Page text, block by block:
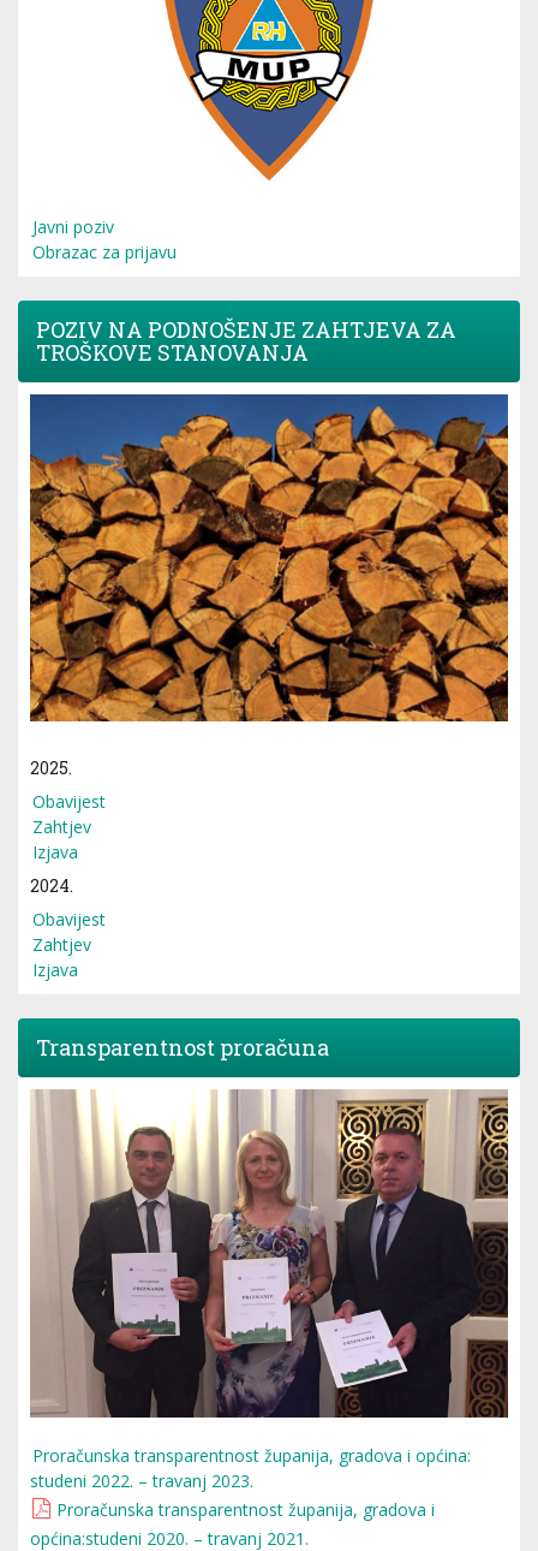
Javni poziv
Obrazac za prijavu
POZIV NA PODNOŠENJE ZAHTJEVA ZA
TROŠKOVE STANOVANJA
2025.
Obavijest
Zahtjev
Izjava
2024.
Obavijest
Zahtjev
Izjava
Transparentnost proračuna
Proračunska transparentnost županija, gradova i općina:
studeni 2022. – travanj 2023.
Proračunska transparentnost županija, gradova i
općina:studeni 2020. – travanj 2021.